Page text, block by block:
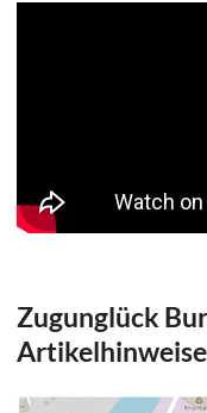
Zugunglück
Artikelhinweise